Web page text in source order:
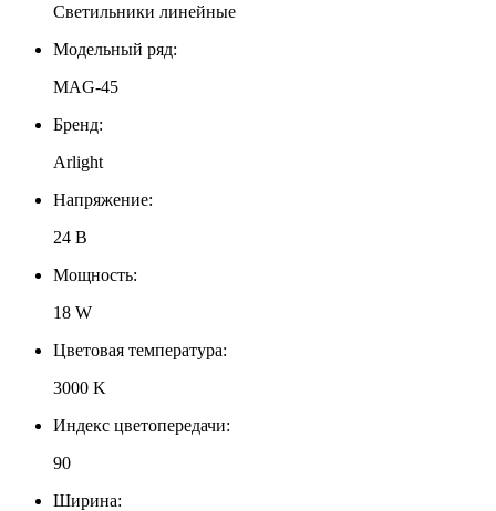
Светильники линейные
Модельный ряд:
MAG-45
Бренд:
Arlight
Напряжение:
24 В
Мощность:
18 W
Цветовая температура:
3000 K
Индекс цветопередачи:
90
Ширина: